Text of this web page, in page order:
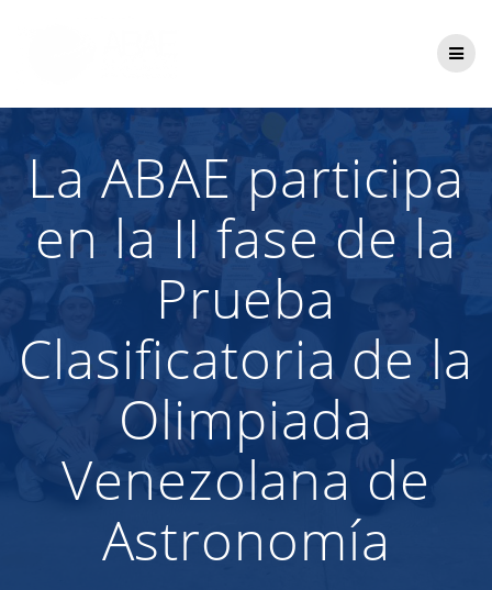
La ABAE participa
en la II fase de la
Prueba
Clasificatoria de la
Olimpiada
Venezolana de
Astronomía